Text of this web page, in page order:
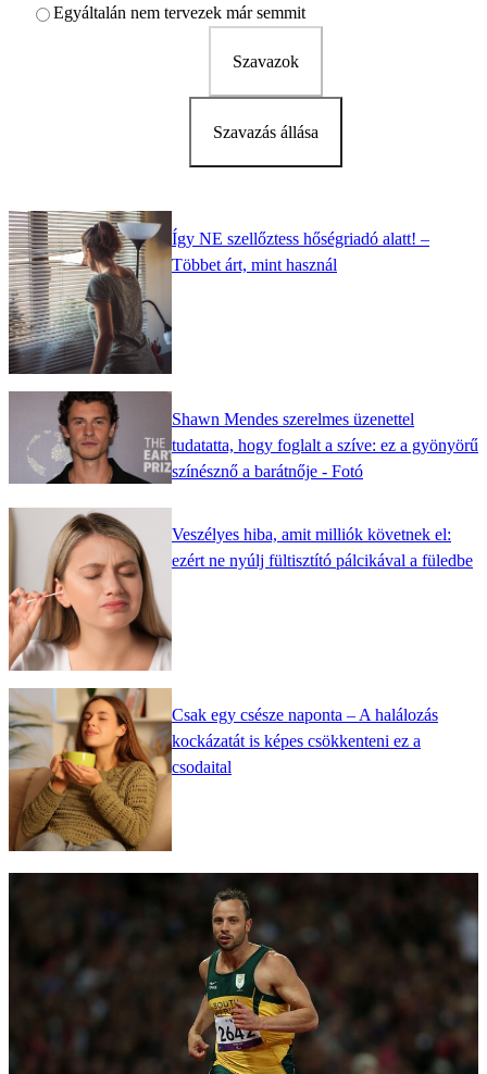
Egyáltalán nem tervezek már semmit
Szavazok
Szavazás állása
Így NE szellőztess hőségriadó alatt! –
Többet árt, mint használ
Shawn Mendes szerelmes üzenettel
tudatatta, hogy foglalt a szíve: ez a gyönyörű
színésznő a barátnője - Fotó
Veszélyes hiba, amit milliók követnek el:
ezért ne nyúlj fültisztító pálcikával a füledbe
Csak egy csésze naponta – A halálozás
kockázatát is képes csökkenteni ez a
csodaital